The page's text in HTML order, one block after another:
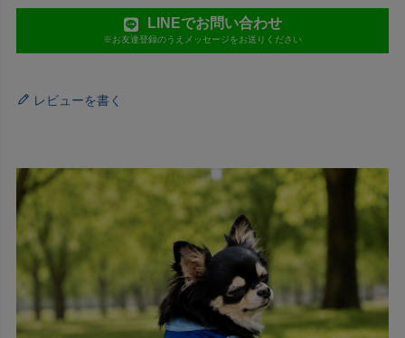
LINEでお問い合わせ
※お友達登録のうえメッセージをお送りください
レビューを書く